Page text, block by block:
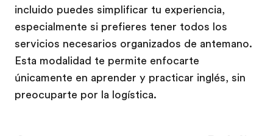
incluido puedes simplificar tu experiencia,
especialmente si prefieres tener todos los
servicios necesarios organizados de antemano.
Esta modalidad te permite enfocarte
únicamente en aprender y practicar inglés, sin
preocuparte por la logística.